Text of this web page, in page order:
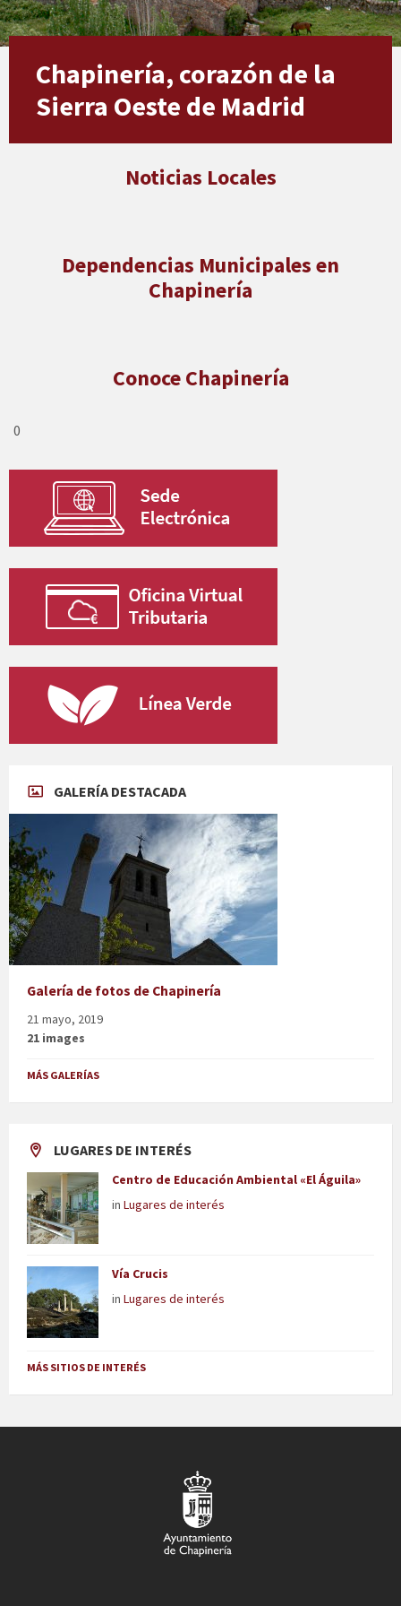
Chapinería, corazón de la
Sierra Oeste de Madrid
Noticias Locales
Dependencias Municipalesen
Chapinería
ConoceChapinería
0
GALERÍA DESTACADA
Galería de fotos de Chapinería
21 mayo, 2019
21 images
MÁS GALERÍAS
LUGARES DE INTERÉS
Centro de Educación Ambiental «El Águila»
in Lugares de interés
Vía Crucis
in Lugares de interés
MÁS SITIOS DE INTERÉS